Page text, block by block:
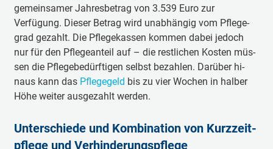
gemeinsamer Jahresbetrag von 3.539 Euro zur
Verfügung. Die­ser Be­trag wird un­ab­hän­gig vom Pfle­ge­
grad ge­zahlt. Die Pfle­ge­kassen kom­men da­bei je­doch
nur für den Pfle­ge­an­teil auf – die rest­li­chen Kos­ten müs­
sen die Pfle­ge­be­dürf­tigen selbst be­zah­len. Dar­über hi­
naus kann das Pfle­ge­geld bis zu vier Wo­chen in hal­ber
Hö­he wei­ter aus­ge­zahlt wer­den.
Un­ter­schie­de und Kom­bi­na­ti­on von Kurz­zeit­
pfle­ge und Ver­hin­de­rungs­pfle­ge